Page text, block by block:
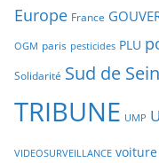
Europe France
OGM paris pesticides PLU
Solidarité Sud de
TRIBUNE UMP
VIDEOSURVEILLANCE voiture